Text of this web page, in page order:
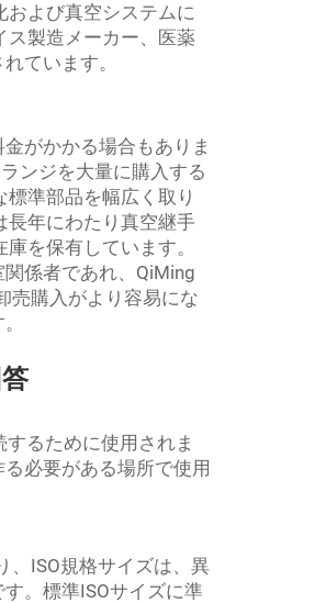
および真空システムに
ス製造メーカー、医薬
ています。
がかかる場合もありま
ンジを大量に購入する
準部品を幅広く取り
長年にわたり真空継手
を保有しています。
係者であれ、QiMing
売購入がより容易にな
るために使用されま
必要がある場所で使用
、ISO規格サイズは、異
。標準ISOサイズに準